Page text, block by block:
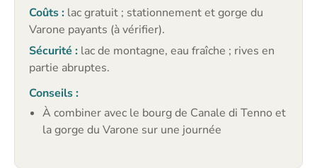
Coûts : lac gratuit ; stationnement et gorge du
Varone payants (à vérifier).
Sécurité : lac de montagne, eau fraîche ; rives en
partie abruptes.
Conseils :
À combiner avec le bourg de Canale di Tenno et
la gorge du Varone sur une journée